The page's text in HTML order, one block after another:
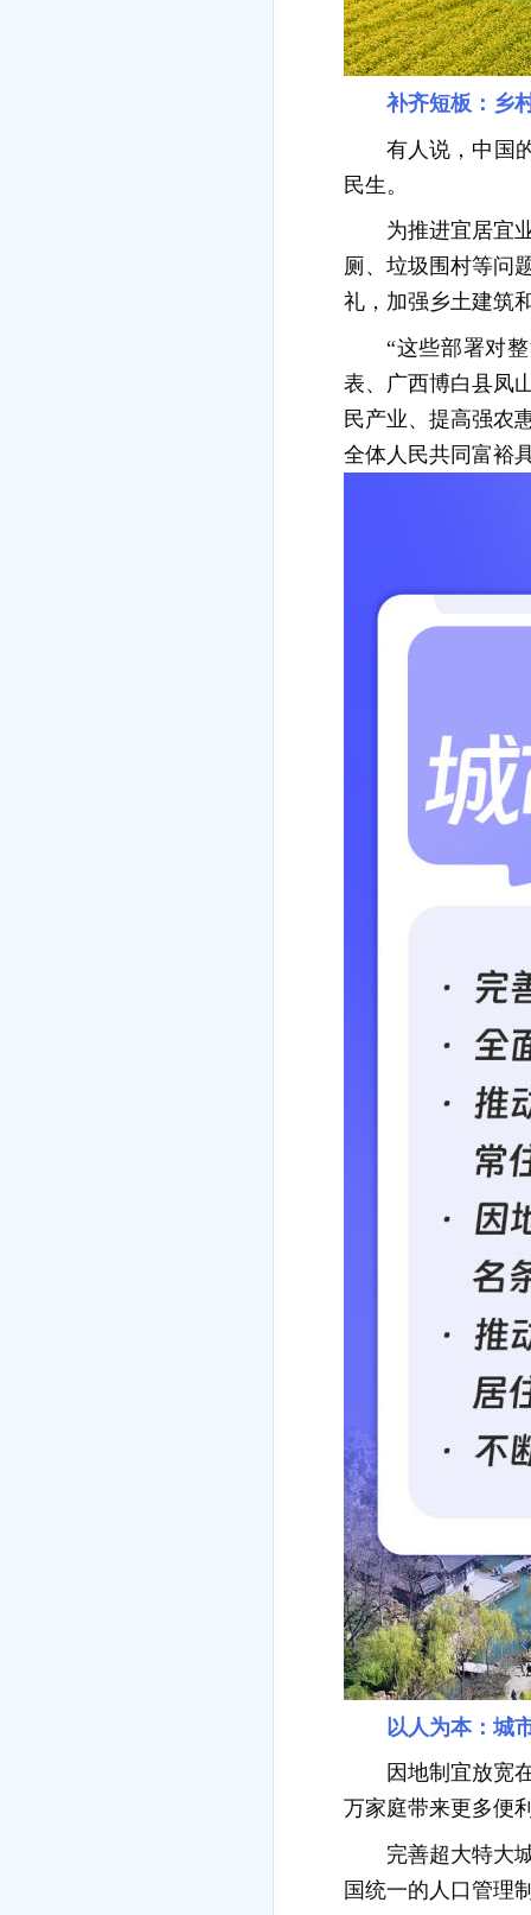
补齐短板：乡
有人说，中国
民生。
为推进宜居宜
厕、垃圾围村等问
礼，加强乡土建筑
“这些部署对
表、广西博白县凤
民产业、提高强农
全体人民共同富裕
以人为本：城
因地制宜放宽
万家庭带来更多便
完善超大特大
国统一的人口管理